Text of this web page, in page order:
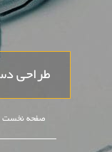
طراحی
صفحه نخست